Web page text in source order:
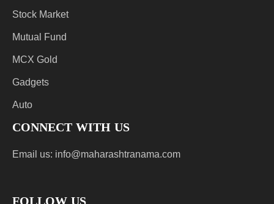
Stock Market
Mutual Fund
MCX Gold
Gadgets
Auto
CONNECT WITH US
Email us: info@maharashtranama.com